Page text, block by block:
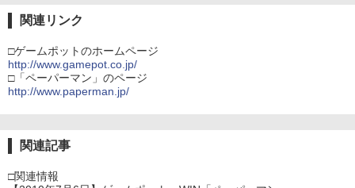
関連リンク
□ゲームポットのホームページ
http://www.gamepot.co.jp/
□「ペーパーマン」のページ
http://www.paperman.jp/
関連記事
□関連情報